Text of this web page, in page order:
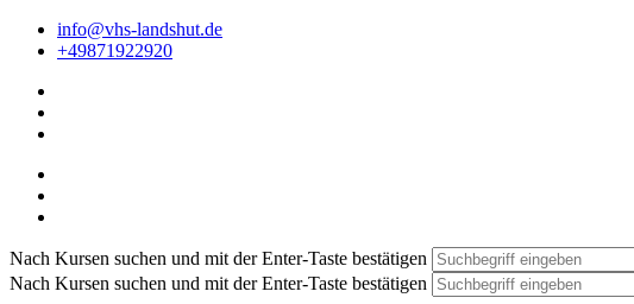
info@vhs-landshut.de
+49871922920
Nach Kursen suchen und mit der Enter-Taste bestätigen
Nach Kursen suchen und mit der Enter-Taste bestätigen